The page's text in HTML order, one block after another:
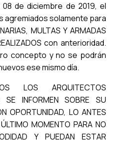
de diciembre de 2019, el
agremiados solamente para
MULTAS Y ARMADAS
con anterioridad.
concepto y no se podrán
ese mismo día.
LOS ARQUITECTOS
SE INFORMEN SOBRE SU
OPORTUNIDAD, LO ANTES
MOMENTO PARA NO
Y PUEDAN ESTAR